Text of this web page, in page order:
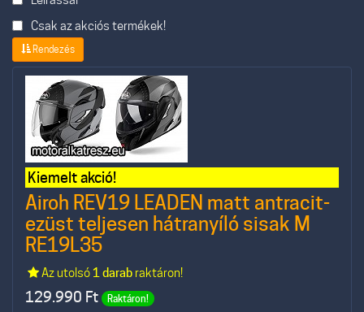
Csak az akciós termékek!
Rendezés
Kiemelt akció!
Airoh REV19 LEADEN matt antracit-
ezüst teljesen hátranyíló sisak M
RE19L35
Az utolsó 1 darabraktáron!
129.990 Ft Raktáron!